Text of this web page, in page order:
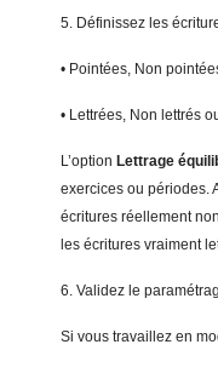
5. Définissez les
• Pointées, Non
• Lettrées, Non lettrés
L’option Lettrage
exercices ou périodes.
écritures réellement
les écritures vraiment
6. Validez le
Si vous travaillez en